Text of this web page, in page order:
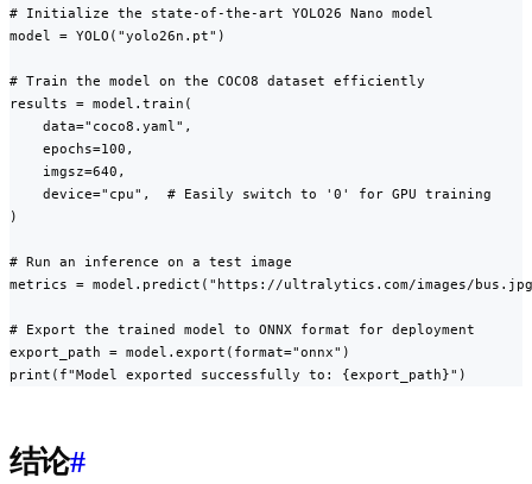
# Initialize the state-of-the-art YOLO26 Nano model
model = YOLO("yolo26n.pt")
# Train the model on the COCO8 dataset efficiently
results = model.train(
    data="coco8.yaml",
    epochs=100,
    imgsz=640,
    device="cpu",  # Easily switch to '0' for GPU training
)
# Run an inference on a test image
metrics = model.predict("https://ultralytics.com/images/
# Export the trained model to ONNX format for deployment
export_path = model.export(format="onnx")
print(f"Model exported successfully to: {export_path}")
结论#